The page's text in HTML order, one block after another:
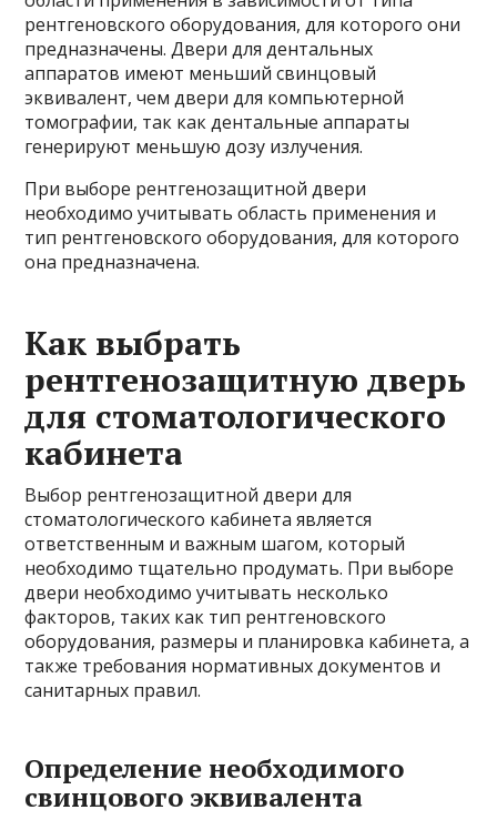
рентгеновского оборудования, для которого они
предназначены. Двери для дентальных
аппаратов имеют меньший свинцовый
эквивалент, чем двери для компьютерной
томографии, так как дентальные аппараты
генерируют меньшую дозу излучения.
При выборе рентгенозащитной двери
необходимо учитывать область применения и
тип рентгеновского оборудования, для которого
она предназначена.
Как выбрать
рентгенозащитную дверь
для стоматологического
кабинета
Выбор рентгенозащитной двери для
стоматологического кабинета является
ответственным и важным шагом, который
необходимо тщательно продумать. При выборе
двери необходимо учитывать несколько
факторов, таких как тип рентгеновского
оборудования, размеры и планировка кабинета, а
также требования нормативных документов и
санитарных правил.
Определение необходимого
свинцового эквивалента